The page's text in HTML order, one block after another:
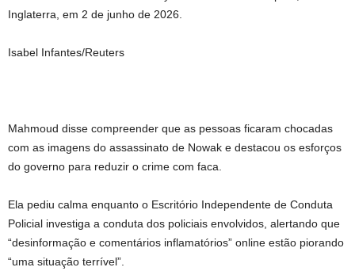
Inglaterra, em 2 de junho de 2026.
Isabel Infantes/Reuters
Mahmoud disse compreender que as pessoas ficaram chocadas
com as imagens do assassinato de Nowak e destacou os esforços
do governo para reduzir o crime com faca.
Ela pediu calma enquanto o Escritório Independente de Conduta
Policial investiga a conduta dos policiais envolvidos, alertando que
“desinformação e comentários inflamatórios” online estão piorando
“uma situação terrível”.